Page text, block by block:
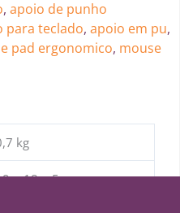
, apoio de punho
para teclado, apoio em pu,
pad ergonomico, mouse
kg
× 18 × 5 cm